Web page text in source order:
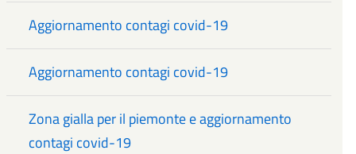
Aggiornamento contagi covid-19
Aggiornamento contagi covid-19
Zona gialla per il piemonte e aggiornamento
contagi covid-19